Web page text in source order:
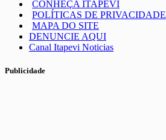
CONHEÇA ITAPEVI
POLÍTICAS DE PRIVACIDADE
MAPA DO SITE
DENUNCIE AQUI
Canal Itapevi Noticias
Publicidade